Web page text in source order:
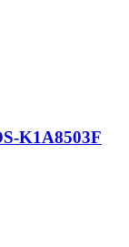
K1A8503F